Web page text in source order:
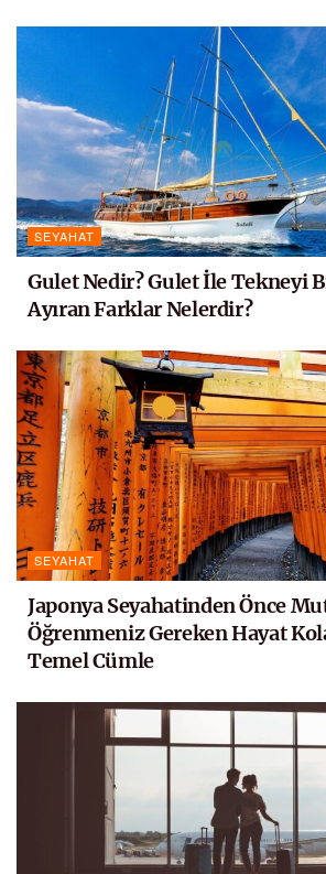
SEYAHAT
Gulet Nedir? Gulet İle Tekneyi
Ayıran Farklar Nelerdir?
SEYAHAT
Japonya Seyahatinden Önce
Öğrenmeniz Gereken Hayat
Temel Cümle